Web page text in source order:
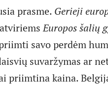
prasme. Gerieji
Europos šalių
savo perdėm
suvaržymas ar
priimtina kaina.